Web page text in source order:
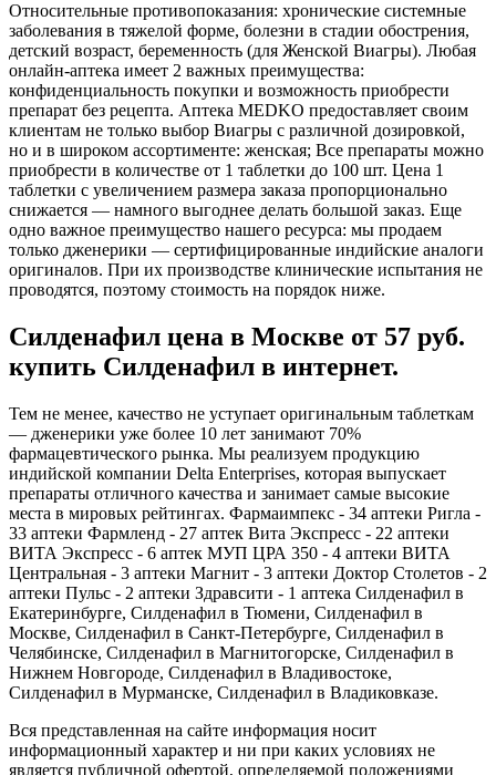
Относительные противопоказания: хронические системные
заболевания в тяжелой форме, болезни в стадии обострения,
детский возраст, беременность (для Женской Виагры). Любая
онлайн-аптека имеет 2 важных преимущества:
конфиденциальность покупки и возможность приобрести
препарат без рецепта. Аптека MEDKO предоставляет своим
клиентам не только выбор Виагры с различной дозировкой,
но и в широком ассортименте: женская; Все препараты можно
приобрести в количестве от 1 таблетки до 100 шт. Цена 1
таблетки с увеличением размера заказа пропорционально
снижается — намного выгоднее делать большой заказ. Еще
одно важное преимущество нашего ресурса: мы продаем
только дженерики — сертифицированные индийские аналоги
оригиналов. При их производстве клинические испытания не
проводятся, поэтому стоимость на порядок ниже.
Силденафил цена в Москве от 57 руб.
купить Силденафил в интернет.
Тем не менее, качество не уступает оригинальным таблеткам
— дженерики уже более 10 лет занимают 70%
фармацевтического рынка. Мы реализуем продукцию
индийской компании Delta Enterprises, которая выпускает
препараты отличного качества и занимает самые высокие
места в мировых рейтингах. Фармаимпекс - 34 аптеки Ригла -
33 аптеки Фармленд - 27 аптек Вита Экспресс - 22 аптеки
ВИТА Экспресс - 6 аптек МУП ЦРА 350 - 4 аптеки ВИТА
Центральная - 3 аптеки Магнит - 3 аптеки Доктор Столетов - 2
аптеки Пульс - 2 аптеки Здравсити - 1 аптека Силденафил в
Екатеринбурге, Силденафил в Тюмени, Силденафил в
Москве, Силденафил в Санкт-Петербурге, Силденафил в
Челябинске, Силденафил в Магнитогорске, Силденафил в
Нижнем Новгороде, Силденафил в Владивостоке,
Силденафил в Мурманске, Силденафил в Владиковказе.
Вся представленная на сайте информация носит
информационный характер и ни при каких условиях не
является публичной офертой, определяемой положениями